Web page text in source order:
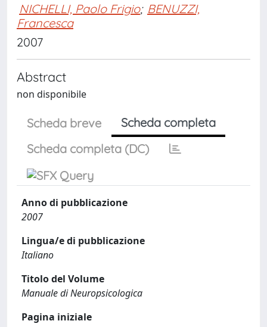
NICHELLI, Paolo Frigio; BENUZZI,
Francesca
2007
Abstract
non disponibile
Scheda breve
Scheda completa
Scheda completa (DC)
Anno di pubblicazione
2007
Lingua/e di pubblicazione
Italiano
Titolo del Volume
Manuale di Neuropsicologica
Pagina iniziale